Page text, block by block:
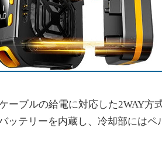
ーブルの給電に対応した2WAY方
ッテリーを内蔵し、冷却部にはペ